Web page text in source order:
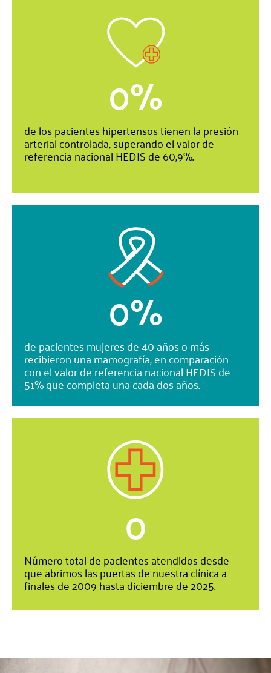
de los pacientes hipertensos tienen la presión
arterial controlada, superando el valor de
referencia nacional HEDIS de 60,9%.
0%
de pacientes mujeres de 40 años o más
recibieron una mamografía, en comparación
con el valor de referencia nacional HEDIS de
51% que completa una cada dos años.
0%
Número total de pacientes atendidos desde
que abrimos las puertas de nuestra clínica a
finales de 2009 hasta diciembre de 2025.
0